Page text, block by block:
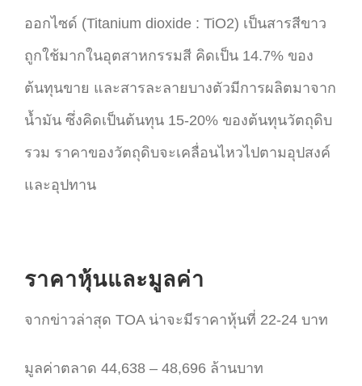
ออกไซด์ (Titanium dioxide : TiO2) เป็นสารสีขาว
ถูกใช้มากในอุตสาหกรรมสี คิดเป็น 14.7% ของ
ต้นทุนขาย และสารละลายบางตัวมีการผลิตมาจาก
น้ำมัน ซึ่งคิดเป็นต้นทุน 15-20% ของต้นทุนวัตถุดิบ
รวม ราคาของวัตถุดิบจะเคลื่อนไหวไปตามอุปสงค์
และอุปทาน
ราคาหุ้นและมูลค่า
จากข่าวล่าสุด TOA น่าจะมีราคาหุ้นที่ 22-24 บาท
มูลค่าตลาด 44,638 – 48,696 ล้านบาท